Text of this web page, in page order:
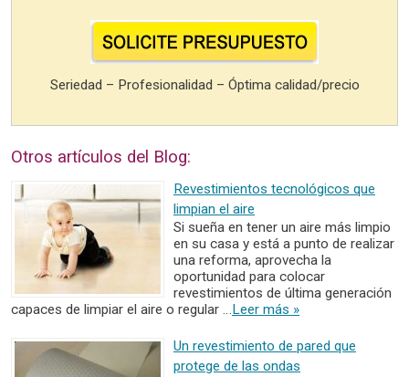
Seriedad – Profesionalidad – Óptima calidad/precio
Otros artículos del Blog:
Revestimientos tecnológicos que
limpian el aire
Si sueña en tener un aire más limpio
en su casa y está a punto de realizar
una reforma, aprovecha la
oportunidad para colocar
revestimientos de última generación
capaces de limpiar el aire o regular …Leer más »
Un revestimiento de pared que
protege de las ondas